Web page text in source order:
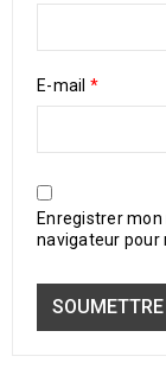
E-mail *
Enregistrer
navigateur pour